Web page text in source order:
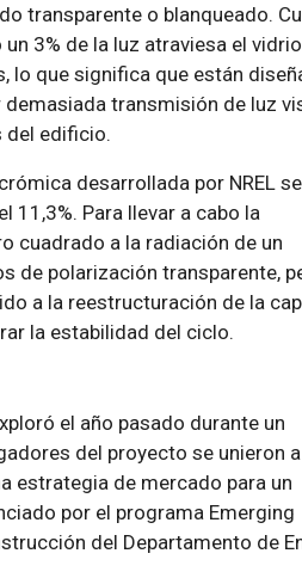
transparente o blanqueado.
3% de la luz atraviesa el
lo que significa que están
transmisión de luz
del edificio.
desarrollada por NREL se
11,3%. Para llevar a cabo la
cuadrado a la radiación de un
de polarización transparente,
a la reestructuración de la
la estabilidad del ciclo.
el año pasado durante un
del proyecto se unieron a
estrategia de mercado para un
por el programa Emerging
del Departamento de